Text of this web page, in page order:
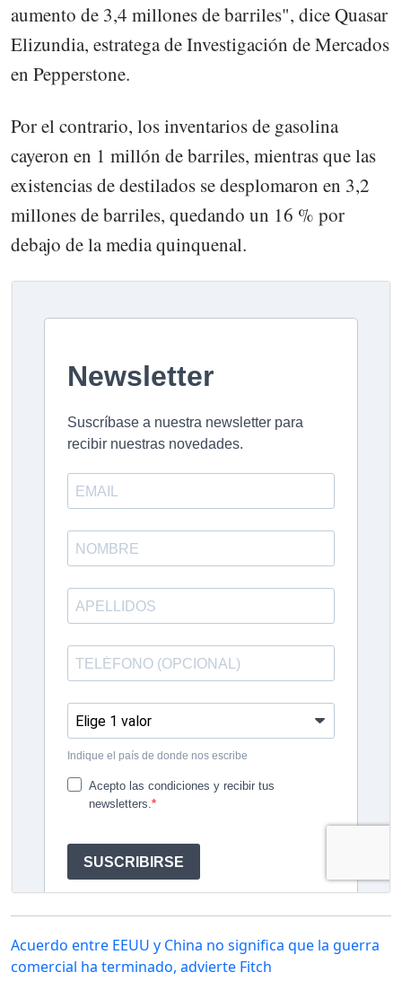
aumento de 3,4 millones de barriles", dice Quasar
Elizundia, estratega de Investigación de Mercados
en Pepperstone.
Por el contrario, los inventarios de gasolina
cayeron en 1 millón de barriles, mientras que las
existencias de destilados se desplomaron en 3,2
millones de barriles, quedando un 16 % por
debajo de la media quinquenal.
Acuerdo entre EEUU y China no significa que la guerra
comercial ha terminado, advierte Fitch